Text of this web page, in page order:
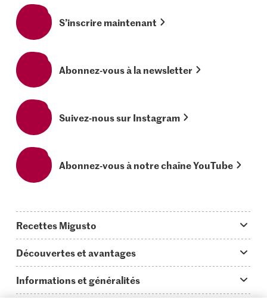
S’inscrire maintenant
Abonnez-vous à la newsletter
Suivez-nous sur Instagram
Abonnez-vous à notre chaîne YouTube
Recettes Migusto
Idées de menus
Plats principaux
Découvertes et avantages
On en parle...
Informations et généralités
Questions concernant Migusto